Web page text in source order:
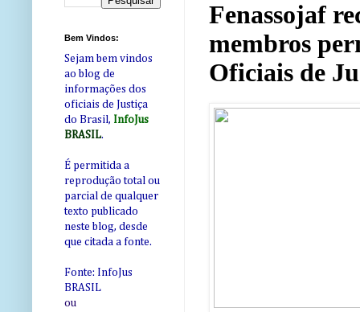
Fenassojaf
membros
Oficiais de
Bem Vindos:
Sejam bem vindos
ao blog de
informações dos
oficiais de Justiça
do Brasil, InfoJus
BRASIL.
É permitida a
reprodução total ou
parcial de qualquer
texto publicado
neste blog, desde
que citada a fonte.
Fonte: InfoJus
BRASIL
ou